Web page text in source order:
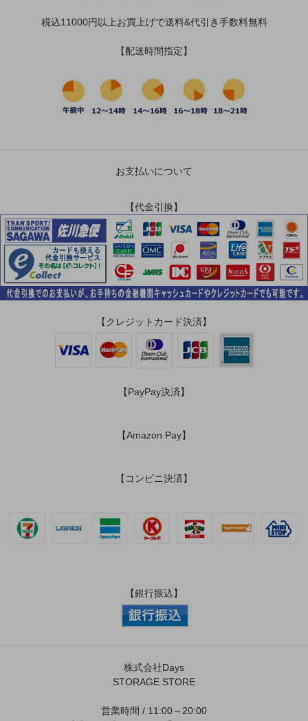
税込11000円以上お買上げで送料&代引き手数料無料
【配送時間指定】
お支払いについて
【代金引換】
【クレジットカード決済】
【PayPay決済】
【Amazon Pay】
【コンビニ決済】
【銀行振込】
株式会社Days
STORAGE STORE
営業時間 / 11:00～20:00